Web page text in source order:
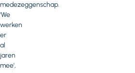
medezeggenschap.
'We
werken
er
al
jaren
mee',